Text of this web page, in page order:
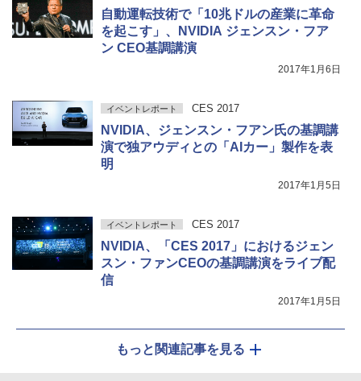
自動運転技術で「10兆ドルの産業に革命
を起こす」、NVIDIA ジェンスン・フア
ン CEO基調講演
2017年1月6日
イベントレポート CES 2017
NVIDIA、ジェンスン・フアン氏の基調講
演で独アウディとの「AIカー」製作を表
明
2017年1月5日
イベントレポート CES 2017
NVIDIA、「CES 2017」におけるジェン
スン・ファンCEOの基調講演をライブ配
信
2017年1月5日
もっと関連記事を見る